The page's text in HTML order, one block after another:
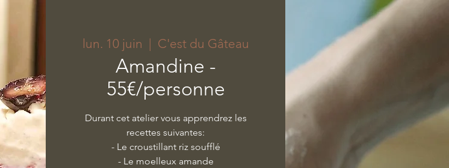
lun. 10 juin
  |
C'est du Gâteau
Amandine -
55€/personne
Durant cet atelier vous apprendrez les
recettes suivantes:
- Le croustillant riz soufflé
- Le moelleux amande